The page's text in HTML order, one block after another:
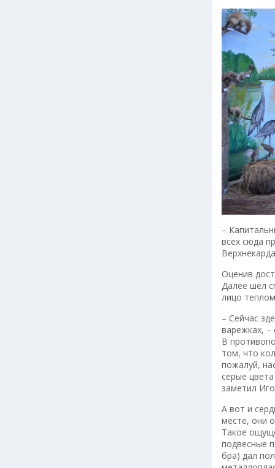
–
всех сюда
Оценив
Далее шел
лицо
– Сейчас
варежках,
В
том, что
пожалуй,
серые
заметил
А вот и
месте, они
Такое
подвесные
бра) дал